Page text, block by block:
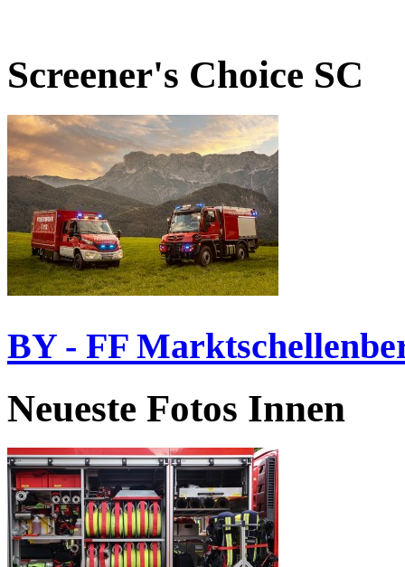
Screener's Choice SC
BY - FF
Neueste Fotos Innen